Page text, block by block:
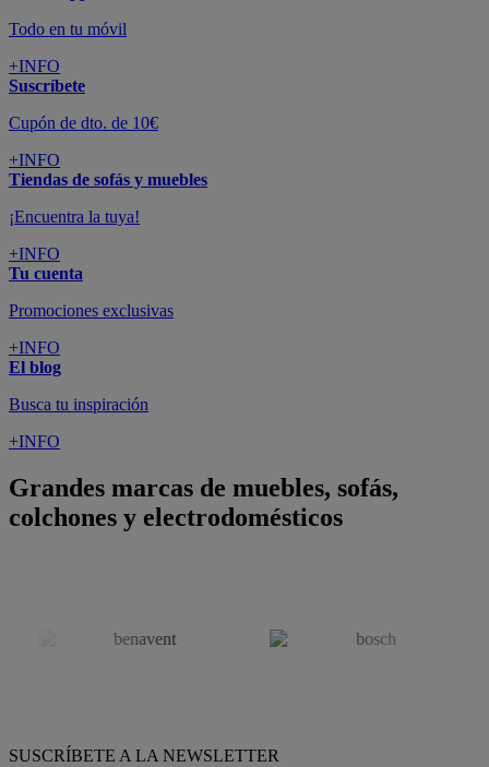
Todo en tu móvil
+INFO
Suscríbete
Cupón de dto. de 10€
+INFO
Tiendas de sofás y muebles
¡Encuentra la tuya!
+INFO
Tu cuenta
Promociones exclusivas
+INFO
El blog
Busca tu inspiración
+INFO
Grandes marcas de muebles, sofás,
colchones y electrodomésticos
SUSCRÍBETE A LA NEWSLETTER